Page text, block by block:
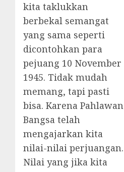
kita taklukkan
berbekal semangat
yang sama seperti
dicontohkan para
pejuang 10 November
1945. Tidak mudah
memang, tapi pasti
bisa. Karena Pahlawan
Bangsa telah
mengajarkan kita
nilai-nilai perjuangan.
Nilai yang jika kita